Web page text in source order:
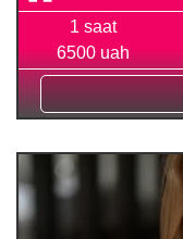
1 saat
6500 uah